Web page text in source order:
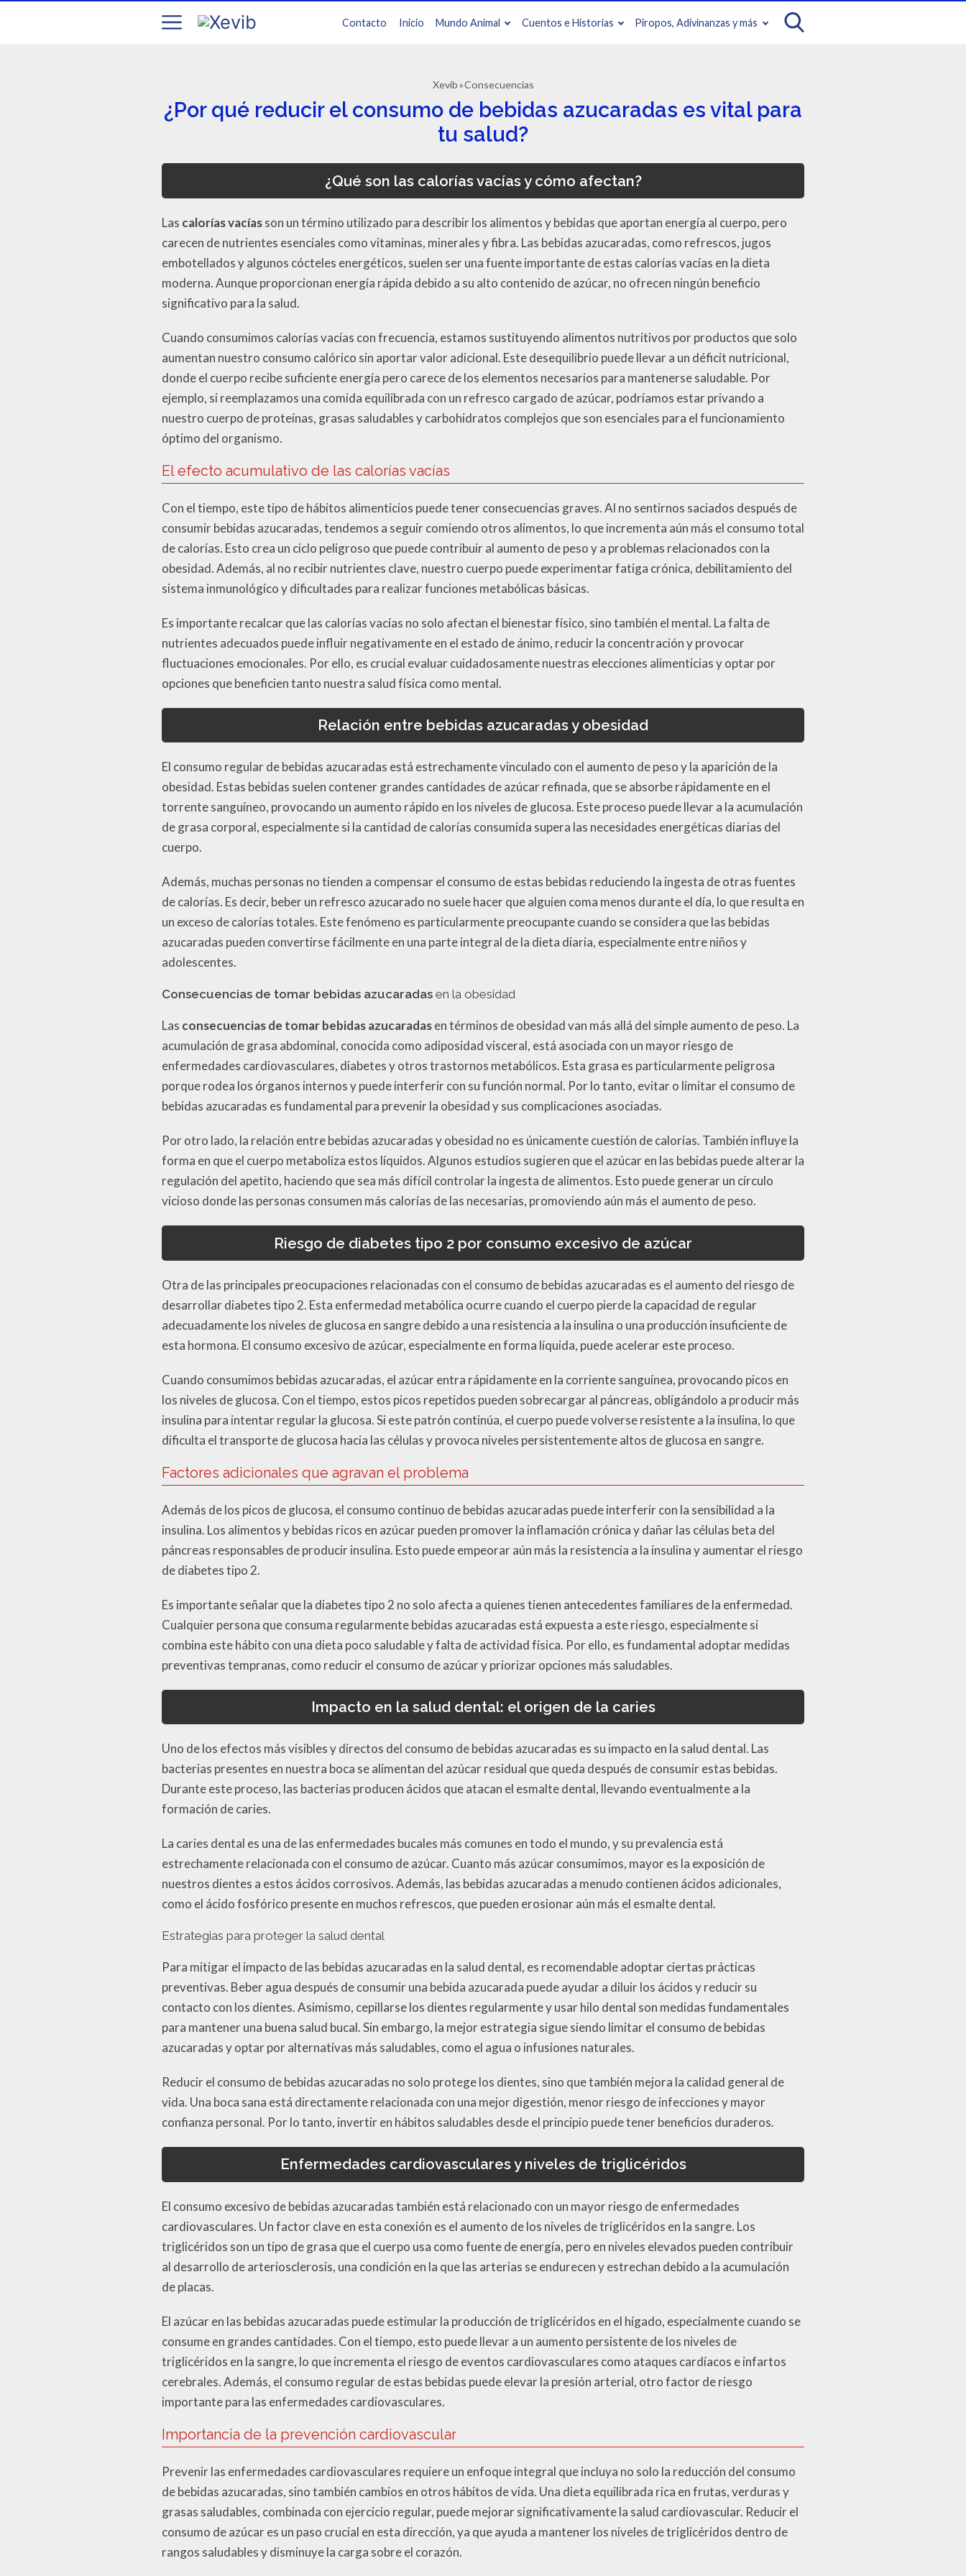
Contacto Inicio Mundo Animal Cuentos e Historias Piropos, Adivinanzas y más
Xevib Consecuencias
¿Por qué reducir el consumo de bebidas azucaradas es vital para
tu salud?
¿Qué son las calorías vacías y cómo afectan?
Las calorías vacíasson un término utilizado para describir los alimentos y bebidas que aportan energía al cuerpo, pero
carecen de nutrientes esenciales como vitaminas, minerales y fibra. Las bebidas azucaradas, como refrescos, jugos
embotellados y algunos cócteles energéticos, suelen ser una fuente importante de estas calorías vacías en la dieta
moderna. Aunque proporcionan energía rápida debido a su alto contenido de azúcar, no ofrecen ningún beneficio
significativo para la salud.
Cuando consumimos calorías vacías con frecuencia, estamos sustituyendo alimentos nutritivos por productos que solo
aumentan nuestro consumo calórico sin aportar valor adicional. Este desequilibrio puede llevar a un déficit nutricional,
donde el cuerpo recibe suficiente energía pero carece de los elementos necesarios para mantenerse saludable. Por
ejemplo, si reemplazamos una comida equilibrada con un refresco cargado de azúcar, podríamos estar privando a
nuestro cuerpo de proteínas, grasas saludables y carbohidratos complejos que son esenciales para el funcionamiento
óptimo del organismo.
El efecto acumulativo de las calorías vacías
Con el tiempo, este tipo de hábitos alimenticios puede tener consecuencias graves. Al no sentirnos saciados después de
consumir bebidas azucaradas, tendemos a seguir comiendo otros alimentos, lo que incrementa aún más el consumo total
de calorías. Esto crea un ciclo peligroso que puede contribuir al aumento de peso y a problemas relacionados con la
obesidad. Además, al no recibir nutrientes clave, nuestro cuerpo puede experimentar fatiga crónica, debilitamiento del
sistema inmunológico y dificultades para realizar funciones metabólicas básicas.
Es importante recalcar que las calorías vacías no solo afectan el bienestar físico, sino también el mental. La falta de
nutrientes adecuados puede influir negativamente en el estado de ánimo, reducir la concentración y provocar
fluctuaciones emocionales. Por ello, es crucial evaluar cuidadosamente nuestras elecciones alimenticias y optar por
opciones que beneficien tanto nuestra salud física como mental.
Relación entre bebidas azucaradas y obesidad
El consumo regular de bebidas azucaradas está estrechamente vinculado con el aumento de peso y la aparición de la
obesidad. Estas bebidas suelen contener grandes cantidades de azúcar refinada, que se absorbe rápidamente en el
torrente sanguíneo, provocando un aumento rápido en los niveles de glucosa. Este proceso puede llevar a la acumulación
de grasa corporal, especialmente si la cantidad de calorías consumida supera las necesidades energéticas diarias del
cuerpo.
Además, muchas personas no tienden a compensar el consumo de estas bebidas reduciendo la ingesta de otras fuentes
de calorías. Es decir, beber un refresco azucarado no suele hacer que alguien coma menos durante el día, lo que resulta en
un exceso de calorías totales. Este fenómeno es particularmente preocupante cuando se considera que las bebidas
azucaradas pueden convertirse fácilmente en una parte integral de la dieta diaria, especialmente entre niños y
adolescentes.
Consecuencias de tomar bebidas azucaradas en la obesidad
Las consecuencias de tomar bebidas azucaradasen términos de obesidad van más allá del simple aumento de peso. La
acumulación de grasa abdominal, conocida como adiposidad visceral, está asociada con un mayor riesgo de
enfermedades cardiovasculares, diabetes y otros trastornos metabólicos. Esta grasa es particularmente peligrosa
porque rodea los órganos internos y puede interferir con su función normal. Por lo tanto, evitar o limitar el consumo de
bebidas azucaradas es fundamental para prevenir la obesidad y sus complicaciones asociadas.
Por otro lado, la relación entre bebidas azucaradas y obesidad no es únicamente cuestión de calorías. También influye la
forma en que el cuerpo metaboliza estos líquidos. Algunos estudios sugieren que el azúcar en las bebidas puede alterar la
regulación del apetito, haciendo que sea más difícil controlar la ingesta de alimentos. Esto puede generar un círculo
vicioso donde las personas consumen más calorías de las necesarias, promoviendo aún más el aumento de peso.
Riesgo de diabetes tipo 2 por consumo excesivo de azúcar
Otra de las principales preocupaciones relacionadas con el consumo de bebidas azucaradas es el aumento del riesgo de
desarrollar diabetes tipo 2. Esta enfermedad metabólica ocurre cuando el cuerpo pierde la capacidad de regular
adecuadamente los niveles de glucosa en sangre debido a una resistencia a la insulina o una producción insuficiente de
esta hormona. El consumo excesivo de azúcar, especialmente en forma líquida, puede acelerar este proceso.
Cuando consumimos bebidas azucaradas, el azúcar entra rápidamente en la corriente sanguínea, provocando picos en
los niveles de glucosa. Con el tiempo, estos picos repetidos pueden sobrecargar al páncreas, obligándolo a producir más
insulina para intentar regular la glucosa. Si este patrón continúa, el cuerpo puede volverse resistente a la insulina, lo que
dificulta el transporte de glucosa hacia las células y provoca niveles persistentemente altos de glucosa en sangre.
Factores adicionales que agravan el problema
Además de los picos de glucosa, el consumo continuo de bebidas azucaradas puede interferir con la sensibilidad a la
insulina. Los alimentos y bebidas ricos en azúcar pueden promover la inflamación crónica y dañar las células beta del
páncreas responsables de producir insulina. Esto puede empeorar aún más la resistencia a la insulina y aumentar el riesgo
de diabetes tipo 2.
Es importante señalar que la diabetes tipo 2 no solo afecta a quienes tienen antecedentes familiares de la enfermedad.
Cualquier persona que consuma regularmente bebidas azucaradas está expuesta a este riesgo, especialmente si
combina este hábito con una dieta poco saludable y falta de actividad física. Por ello, es fundamental adoptar medidas
preventivas tempranas, como reducir el consumo de azúcar y priorizar opciones más saludables.
Impacto en la salud dental: el origen de la caries
Uno de los efectos más visibles y directos del consumo de bebidas azucaradas es su impacto en la salud dental. Las
bacterias presentes en nuestra boca se alimentan del azúcar residual que queda después de consumir estas bebidas.
Durante este proceso, las bacterias producen ácidos que atacan el esmalte dental, llevando eventualmente a la
formación de caries.
La caries dental es una de las enfermedades bucales más comunes en todo el mundo, y su prevalencia está
estrechamente relacionada con el consumo de azúcar. Cuanto más azúcar consumimos, mayor es la exposición de
nuestros dientes a estos ácidos corrosivos. Además, las bebidas azucaradas a menudo contienen ácidos adicionales,
como el ácido fosfórico presente en muchos refrescos, que pueden erosionar aún más el esmalte dental.
Estrategias para proteger la salud dental
Para mitigar el impacto de las bebidas azucaradas en la salud dental, es recomendable adoptar ciertas prácticas
preventivas. Beber agua después de consumir una bebida azucarada puede ayudar a diluir los ácidos y reducir su
contacto con los dientes. Asimismo, cepillarse los dientes regularmente y usar hilo dental son medidas fundamentales
para mantener una buena salud bucal. Sin embargo, la mejor estrategia sigue siendo limitar el consumo de bebidas
azucaradas y optar por alternativas más saludables, como el agua o infusiones naturales.
Reducir el consumo de bebidas azucaradas no solo protege los dientes, sino que también mejora la calidad general de
vida. Una boca sana está directamente relacionada con una mejor digestión, menor riesgo de infecciones y mayor
confianza personal. Por lo tanto, invertir en hábitos saludables desde el principio puede tener beneficios duraderos.
Enfermedades cardiovasculares y niveles de triglicéridos
El consumo excesivo de bebidas azucaradas también está relacionado con un mayor riesgo de enfermedades
cardiovasculares. Un factor clave en esta conexión es el aumento de los niveles de triglicéridos en la sangre. Los
triglicéridos son un tipo de grasa que el cuerpo usa como fuente de energía, pero en niveles elevados pueden contribuir
al desarrollo de arteriosclerosis, una condición en la que las arterias se endurecen y estrechan debido a la acumulación
de placas.
El azúcar en las bebidas azucaradas puede estimular la producción de triglicéridos en el hígado, especialmente cuando se
consume en grandes cantidades. Con el tiempo, esto puede llevar a un aumento persistente de los niveles de
triglicéridos en la sangre, lo que incrementa el riesgo de eventos cardiovasculares como ataques cardíacos e infartos
cerebrales. Además, el consumo regular de estas bebidas puede elevar la presión arterial, otro factor de riesgo
importante para las enfermedades cardiovasculares.
Importancia de la prevención cardiovascular
Prevenir las enfermedades cardiovasculares requiere un enfoque integral que incluya no solo la reducción del consumo
de bebidas azucaradas, sino también cambios en otros hábitos de vida. Una dieta equilibrada rica en frutas, verduras y
grasas saludables, combinada con ejercicio regular, puede mejorar significativamente la salud cardiovascular. Reducir el
consumo de azúcar es un paso crucial en esta dirección, ya que ayuda a mantener los niveles de triglicéridos dentro de
rangos saludables y disminuye la carga sobre el corazón.